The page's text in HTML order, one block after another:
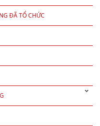
ĐÃ TỔ CHỨC